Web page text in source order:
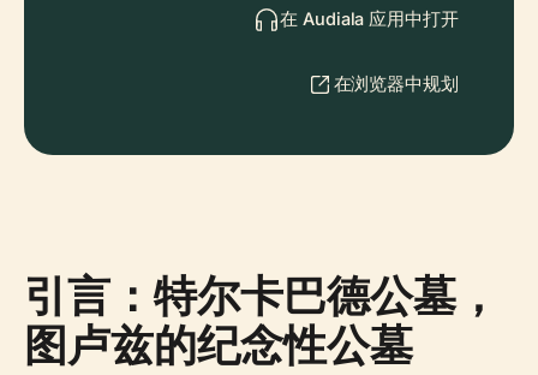
在 Audiala 应用中打开
在浏览器中规划
引言：特尔卡巴德公墓，
图卢兹的纪念性公墓